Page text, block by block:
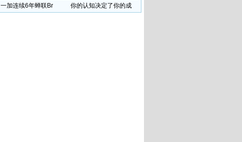
一加连续6年蝉联Br 你的认知决定了你的成